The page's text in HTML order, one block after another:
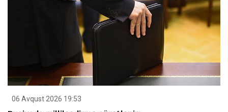
06 Avqust 2026 19:53